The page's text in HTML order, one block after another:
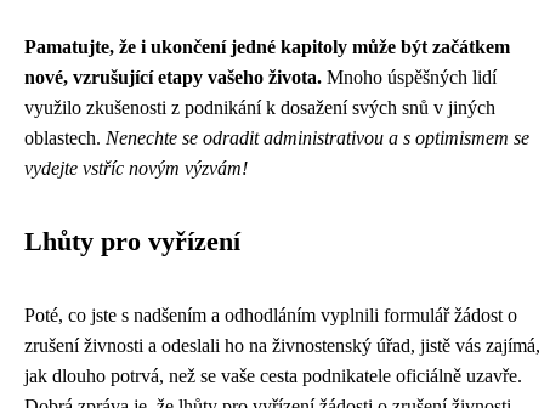
Pamatujte, že i ukončení jedné kapitoly může být začátkem
nové, vzrušující etapy vašeho života. Mnoho úspěšných lidí
využilo zkušenosti z podnikání k dosažení svých snů v jiných
oblastech. Nenechte se odradit administrativou a s optimismem se
vydejte vstříc novým výzvám!
Lhůty pro vyřízení
Poté, co jste s nadšením a odhodláním vyplnili formulář žádost o
zrušení živnosti a odeslali ho na živnostenský úřad, jistě vás zajímá,
jak dlouho potrvá, než se vaše cesta podnikatele oficiálně uzavře.